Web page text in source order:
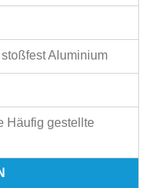
Aluminium
Häufig gestellte